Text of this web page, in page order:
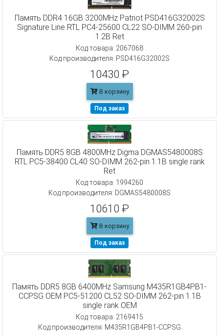
Память DDR4 16GB 3200MHz Patriot PSD416G32002S
Signature Line RTL PC4-25600 CL22 SO-DIMM 260-pin
1.2В Ret
Код товара: 2067068
Код производителя: PSD416G32002S
10430 ₽
В корзину
Под заказ
Память DDR5 8GB 4800MHz Digma DGMAS5480008S
RTL PC5-38400 CL40 SO-DIMM 262-pin 1.1В single rank
Ret
Код товара: 1994260
Код производителя: DGMAS5480008S
10610 ₽
В корзину
Под заказ
Память DDR5 8GB 6400MHz Samsung M435R1GB4PB1-
CCPSG OEM PC5-51200 CL52 SO-DIMM 262-pin 1.1В
single rank OEM
Код товара: 2169415
Код производителя: M435R1GB4PB1-CCPSG